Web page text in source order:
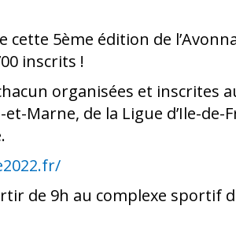
5ème édition de
inscrits !
organisées et inscrites
Marne, de la Ligue d’Ile-de-
de 9h au complexe sportif